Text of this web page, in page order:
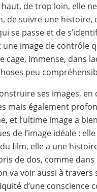
de trop loin, elle
de suivre une histoire,
se passe et de
une image de contrôle
cage, immense, dans
peu
ses images,
mais également
et l’ultime image a
de l’image idéale :
film, elle a une
de dos, comme
va voir aussi à travers
d’une conscience